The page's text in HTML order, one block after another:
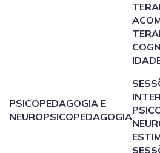
PSICOPEDAGOGIA E
NEUROPSICOPEDAGOGIA